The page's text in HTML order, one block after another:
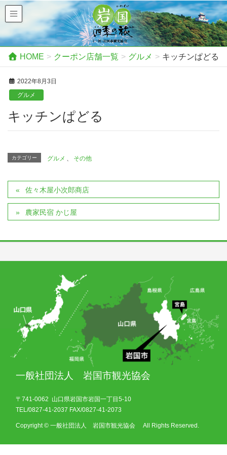
HOME クーポン店舗一覧 グルメ キッチンぱどる
2022年8月3日
グルメ
キッチンぱどる
カテゴリー グルメ その他
佐々木屋小次郎商店
農家民宿 かじ屋
一般社団法人 岩国市観光協会
〒741-0062 山口県岩国市岩国一丁目5-10
TEL/0827-41-2037 FAX/0827-41-2073
Copyright © 一般社団法人 岩国市観光協会 All Rights Reserved.